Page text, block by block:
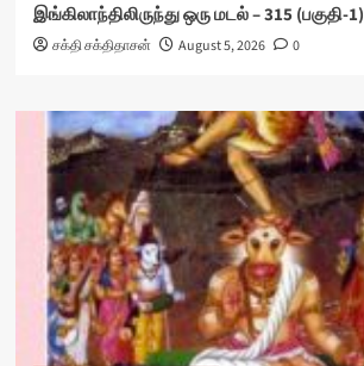
இங்கிலாந்திலிருந்து ஒரு மடல் – 315 (பகுதி-1)
சக்தி சக்திதாசன் August 5, 2026 0